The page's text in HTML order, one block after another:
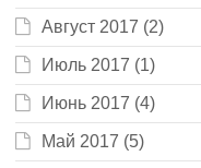
Август 2017 (2)
Июль 2017 (1)
Июнь 2017 (4)
Май 2017 (5)